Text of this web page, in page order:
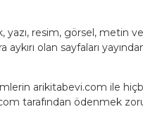
yazı, resim, görsel, metin
olan sayfaları
arikitabevi.com ile
tarafından ödenmek